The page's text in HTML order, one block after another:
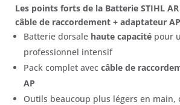
Les points forts de la Batterie STIHL
câble de raccordement + adaptateur
Batterie dorsale haute capacité pour
professionnel intensif
Pack complet avec câble de
AP
Outils beaucoup plus légers en